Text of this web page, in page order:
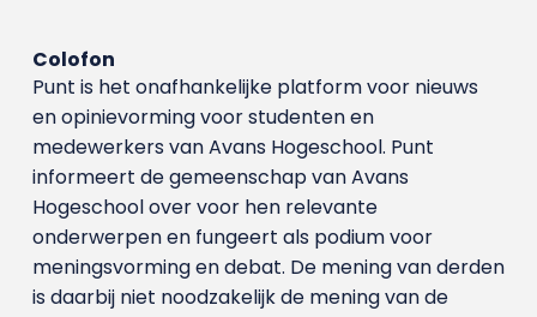
Colofon
Punt is het onafhankelijke platform voor nieuws
en opinievorming voor studenten en
medewerkers van Avans Hoge­school. Punt
informeert de gemeenschap van Avans
Hogeschool over voor hen relevante
onderwerpen en fungeert als podium voor
meningsvorming en debat. De mening van derden
is daarbij niet noodzakelijk de mening van de